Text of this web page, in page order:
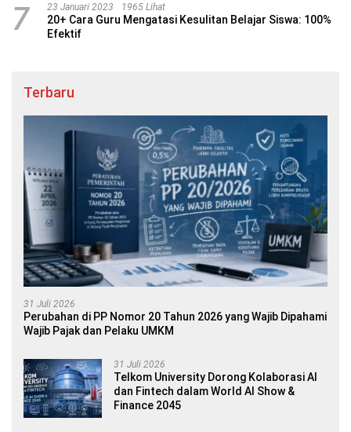
7 23 Januari 2023 1965 Lihat
20+ Cara Guru Mengatasi Kesulitan Belajar Siswa: 100%
Efektif
Terbaru
31 Juli 2026
Perubahan di PP Nomor 20 Tahun 2026 yang Wajib Dipahami
Wajib Pajak dan Pelaku UMKM
31 Juli 2026
Telkom University Dorong Kolaborasi AI
dan Fintech dalam World AI Show &
Finance 2045